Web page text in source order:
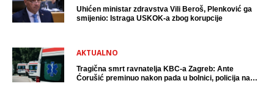
Uhićen ministar zdravstva Vili Beroš, Plenković ga
smijenio: Istraga USKOK-a zbog korupcije
AKTUALNO
Tragična smrt ravnatelja KBC-a Zagreb: Ante
Ćorušić preminuo nakon pada u bolnici, policija na